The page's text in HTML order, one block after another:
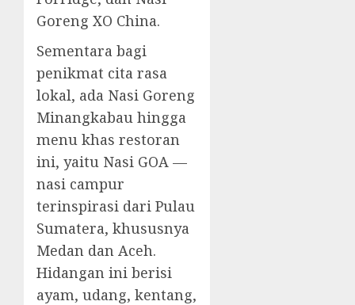
Goreng XO China.
Sementara bagi
penikmat cita rasa
lokal, ada Nasi Goreng
Minangkabau hingga
menu khas restoran
ini, yaitu Nasi GOA —
nasi campur
terinspirasi dari Pulau
Sumatera, khususnya
Medan dan Aceh.
Hidangan ini berisi
ayam, udang, kentang,